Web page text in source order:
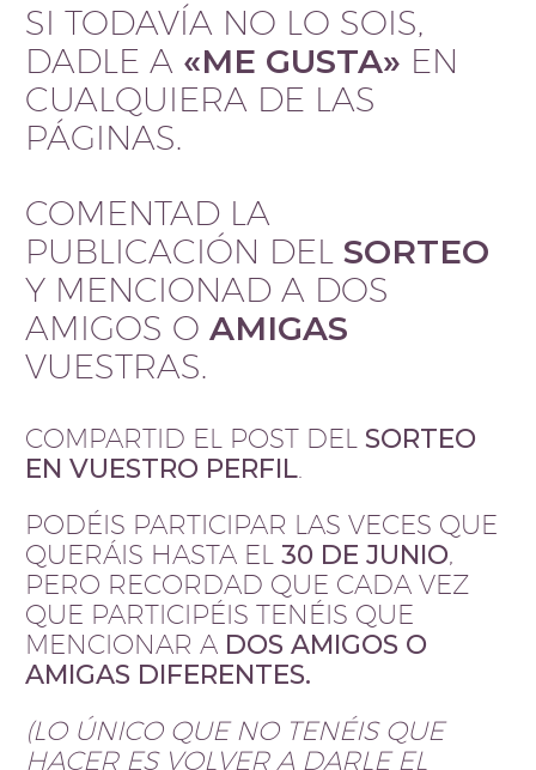
SI TODAVÍA NO LO SOIS,
DADLE A «ME GUSTA» EN
CUALQUIERA DE LAS
PÁGINAS.
COMENTAD LA
PUBLICACIÓN DEL SORTEO
Y MENCIONAD A DOS
AMIGOS O AMIGAS
VUESTRAS.
COMPARTID EL POST DEL SORTEO
EN VUESTRO PERFIL
PODÉIS PARTICIPAR LAS VECES QUE
QUERÁIS HASTA EL 30 DE JUNIO,
PERO RECORDAD QUE CADA VEZ
QUE PARTICIPÉIS TENÉIS QUE
MENCIONAR A DOS AMIGOS O
AMIGAS DIFERENTES.
(LO ÚNICO QUE NO TENÉIS QUE
HACER ES VOLVER A DARLE EL